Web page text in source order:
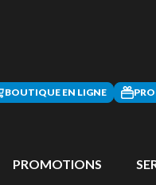
BOUTIQUE EN LIGNE
PROMOTIONS